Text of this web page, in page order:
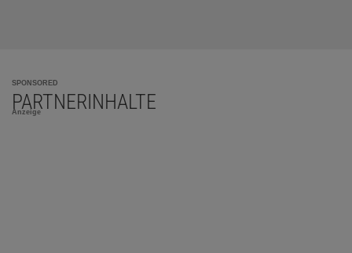
SPONSORED
PARTNERINHALTE
Anzeige